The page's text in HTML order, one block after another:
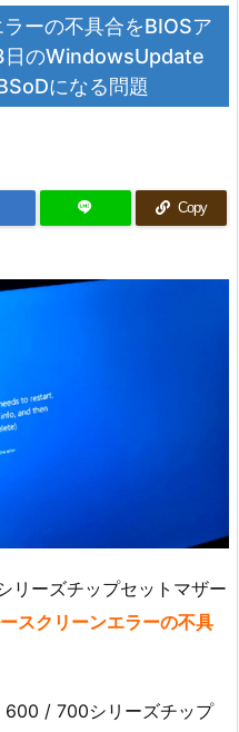
ーの不具合をBIOSア
日のWindowsUpdate
になる問題
Copy
ーズチップセットマザー
スクリーンエラーの不具
600 / 700シリーズチップ